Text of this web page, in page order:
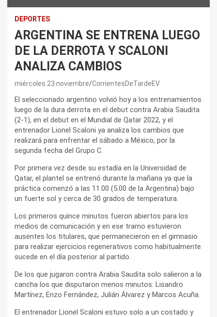
DEPORTES
ARGENTINA SE ENTRENA LUEGO
DE LA DERROTA Y SCALONI
ANALIZA CAMBIOS
miércoles 23 noviembre CorrientesDeTardeEV
El seleccionado argentino volvió hoy a los entrenamientos
luego de la dura derrota en el debut contra Arabia Saudita
(2-1), en el debut en el Mundial de Qatar 2022, y el
entrenador Lionel Scaloni ya analiza los cambios que
realizará para enfrentar el sábado a México, por la
segunda fecha del Grupo C.
Por primera vez desde su estadía en la Universidad de
Qatar, el plantel se entrenó durante la mañana ya que la
práctica comenzó a las 11.00 (5.00 de la Argentina) bajo
un fuerte sol y cerca de 30 grados de temperatura.
Los primeros quince minutos fueron abiertos para los
medios de comunicación y en ese tramo estuvieron
ausentes los titulares, que permanecieron en el gimnasio
para realizar ejercicios regenerativos como habitualmente
sucede en el día posterior al partido.
De los que jugaron contra Arabia Saudita solo salieron a la
cancha los que disputaron menos minutos: Lisandro
Martínez, Enzo Fernández, Julián Álvarez y Marcos Acuña.
El entrenador Lionel Scaloni estuvo solo a un costado y